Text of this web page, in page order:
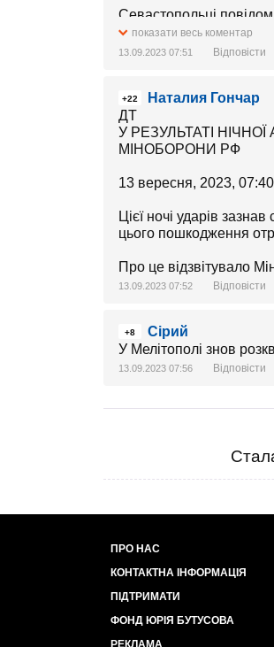
Севастопольці
"повилітали вікна"
Горпіщенка, які
показати весь коментар
13.09.2023 07:51 Відповісти
+22
Наталия Гончар
ДТ
У РЕЗУЛЬТАТІ
МІНОБОРОНИ РФ
13 вересня, 2023, 07:40
Цієї ночі ударів
цього пошкодження
Про це відзвітувало
13.09.2023 07:52 Відповісти
+8
Сірий
У Мелітополі знов
13.09.2023 07:56 Відповісти
ПРО НАС
КОНТАКТНА ІНФОРМАЦІЯ
ПІДТРИМАТИ
ФОНД ЮРІЯ БУТУСОВА
РЕКЛАМА